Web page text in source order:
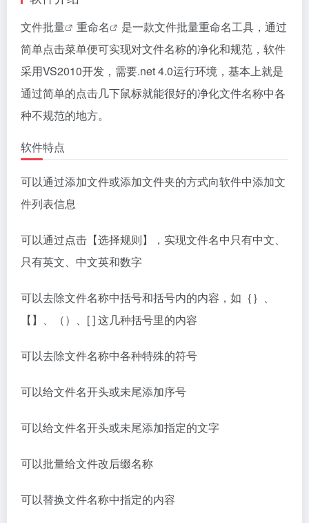
文件批量 重命名
是一款文件批量重命名工具，通过
简单点击菜单便可实现对文件名称的净化和规范，软件
采用VS2010开发，需要.net 4.0运行环境，基本上就是
通过简单的点击几下鼠标就能很好的净化文件名称中各
种不规范的地方。
软件特点
可以通过添加文件或添加文件夹的方式向软件中添加文
件列表信息
可以通过点击【选择规则】，实现文件名中只有中文、
只有英文、中文英和数字
可以去除文件名称中括号和括号内的内容，如｛｝、
【】、（）、[ ] 这几种括号里的内容
可以去除文件名称中各种特殊的符号
可以给文件名开头或未尾添加序号
可以给文件名开头或未尾添加指定的文字
可以批量给文件改后缀名称
可以替换文件名称中指定的内容